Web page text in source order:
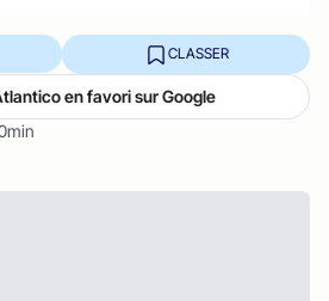
CLASSER
en favori sur Google